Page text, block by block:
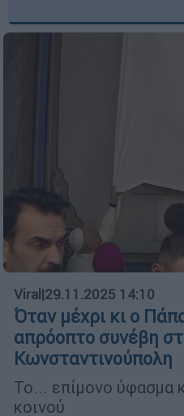
Viral |29.11.2025 14:10
Όταν μέχρι κι ο
απρόοπτο συνέβη
Κωνσταντινούπολη
Το... επίμονο ύφασμα
κοινού